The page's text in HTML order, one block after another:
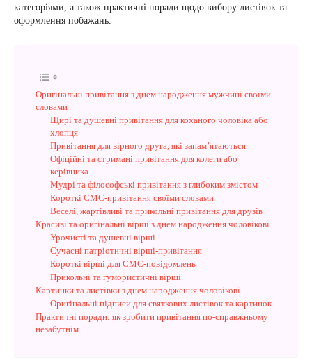
категоріями, а також практичні поради щодо вибору листівок та
оформлення побажань.
Оригінальні привітання з днем народження мужчині своїми
словами
Щирі та душевні привітання для коханого чоловіка або
хлопця
Привітання для вірного друга, які запам’ятаються
Офіційні та стримані привітання для колеги або
керівника
Мудрі та філософські привітання з глибоким змістом
Короткі СМС-привітання своїми словами
Веселі, жартівливі та прикольні привітання для друзів
Красиві та оригінальні вірші з днем народження чоловікові
Урочисті та душевні вірші
Сучасні патріотичні вірші-привітання
Короткі вірші для СМС-повідомлень
Прикольні та гумористичні вірші
Картинки та листівки з днем народження чоловікові
Оригінальні підписи для святкових листівок та картинок
Практичні поради: як зробити привітання по-справжньому
незабутнім